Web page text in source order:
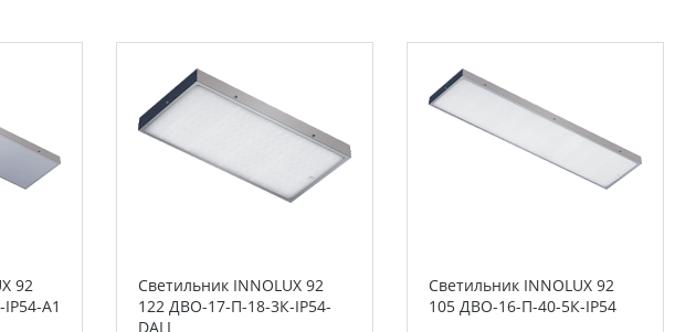
92
A1
Светильник INNOLUX 92
122 ДВО-17-П-18-3К-IP54-
DALI
Светильник INNOLUX 92
105 ДВО-16-П-40-5К-IP54